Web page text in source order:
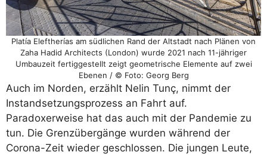
Platía Eleftherías am südlichen Rand der Altstadt nach Plänen von
Zaha Hadid Architects (London) wurde 2021 nach 11-jähriger
Umbauzeit fertiggestellt zeigt geometrische Elemente auf zwei
Ebenen / © Foto: Georg Berg
Auch im Norden, erzählt Nelin Tunç, nimmt der
Instandsetzungsprozess an Fahrt auf.
Paradoxerweise hat das auch mit der Pandemie zu
tun. Die Grenzübergänge wurden während der
Corona-Zeit wieder geschlossen. Die jungen Leute,